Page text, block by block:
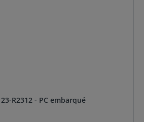
R2312 - PC embarqué